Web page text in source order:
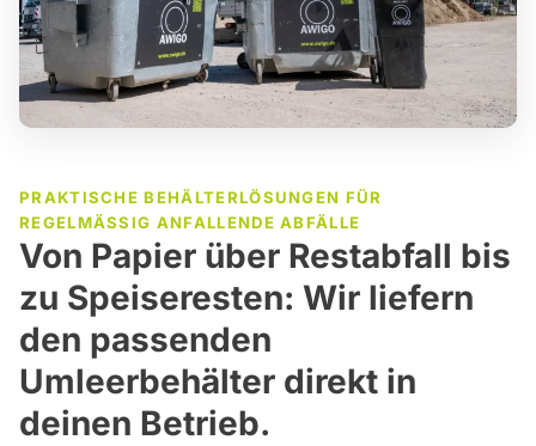
PRAKTISCHE BEHÄLTERLÖSUNGEN FÜR
REGELMÄSSIG ANFALLENDE ABFÄLLE
Von Papier über Restabfall bis
zu Speiseresten: Wir liefern
den passenden
Umleerbehälter direkt in
deinen Betrieb.